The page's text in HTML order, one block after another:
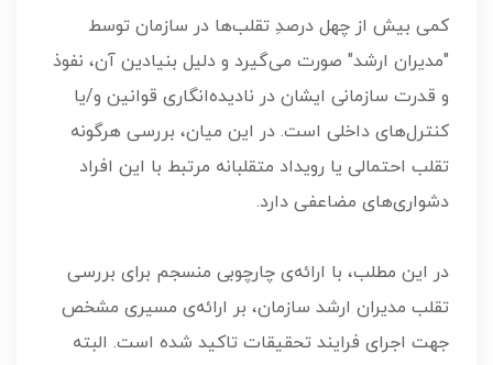
کمی بیش از چهل درصدِ تقلب‌ها در سازمان توسط
"مدیران ارشد" صورت می‌گیرد و دلیل بنیادین آن، نفوذ
و قدرت سازمانی ایشان در نادیده‌انگاری قوانین و/یا
کنترل‌های داخلی است. در این میان، بررسی هرگونه
تقلب احتمالی یا رویداد متقلبانه مرتبط با این افراد
دشواری‌های مضاعفی دارد.
در این مطلب، با ارائه‌ی چارچوبی منسجم برای بررسی
تقلب مدیران ارشد سازمان، بر ارائه‌ی مسیری مشخص
جهت اجرای فرایند تحقیقات تاکید شده است. البته